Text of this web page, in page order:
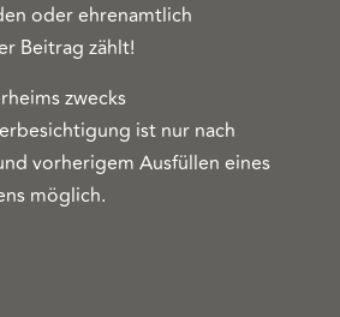
oder ehrenamtlich
Beitrag zählt!
zwecks
ist nur nach
vorherigem Ausfüllen eines
möglich.